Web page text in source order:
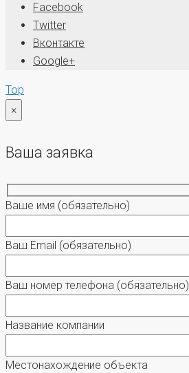
Facebook
Twitter
Вконтакте
Google+
Top
×
Ваша заявка
Ваше имя (обязательно)
Ваш Email (обязательно)
Ваш номер телефона (обязательно)
Название компании
Местонахождение объекта